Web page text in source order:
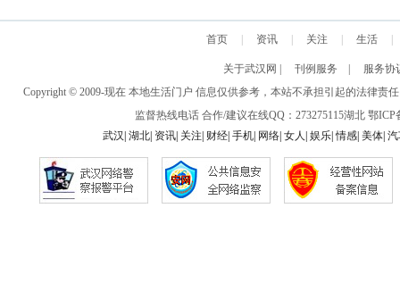
首页 资讯 关注 生活
关于武汉网 刊例服务
服务协
Copyright © 2009-现在 本地生活门户 信息仅供参考，本站不承担引起的法律
监督热线电话 合作/建议在线QQ：273275115湖北 鄂ICP
武汉 湖北| 资讯| 关注 财经| 手机| 网络| 女人 娱乐|情感| 美体| 汽